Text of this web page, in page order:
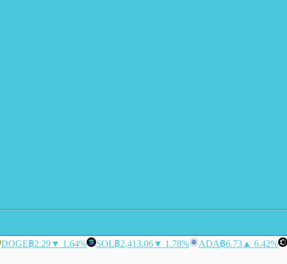
DOGE฿2.29▼ 1.64% SOL฿2,413.06▼ 1.78% ADA฿6.73 ▲ 6.42%